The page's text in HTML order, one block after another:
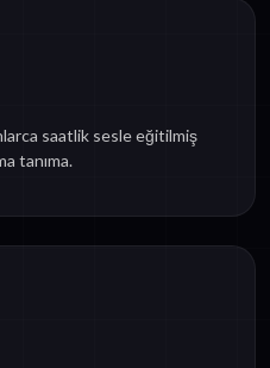
saatlik sesle eğitilmiş
tanıma.